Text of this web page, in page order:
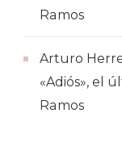
Ramos
Arturo
«Adiós», el
Ramos